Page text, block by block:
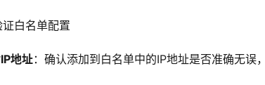
白名单配置
地址：确认添加到白名单中的IP地址是否准确无误